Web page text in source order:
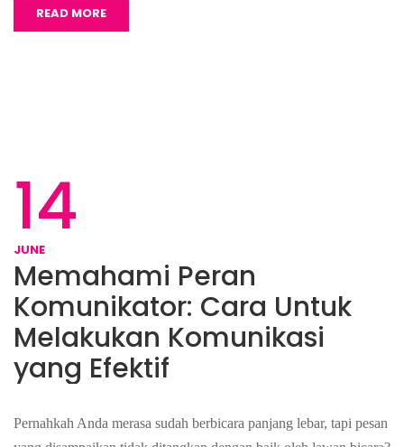
READ MORE
14
JUNE
Memahami Peran
Komunikator: Cara Untuk
Melakukan Komunikasi
yang Efektif
Pernahkah Anda merasa sudah berbicara panjang lebar, tapi pesan